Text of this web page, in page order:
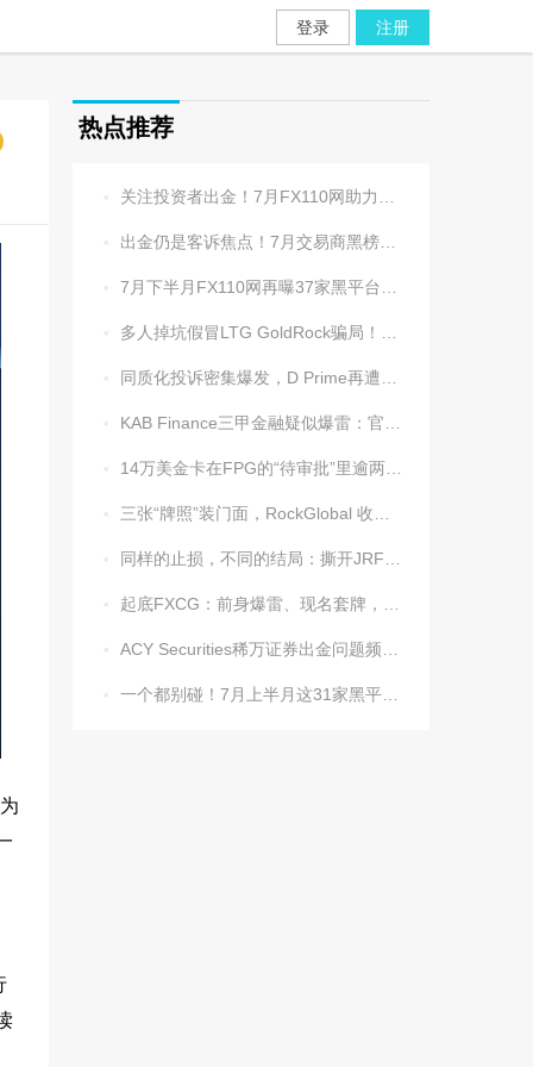
登录 注册
热点推荐
关注投资者出金！7月FX110网助力追回资金1202.5万元
出金仍是客诉焦点！7月交易商黑榜名单发布
7月下半月FX110网再曝37家黑平台，多家疑为同一团伙操控
多人掉坑假冒LTG GoldRock骗局！平台本尊曾被清算，受害者同样不计其数
同质化投诉密集爆发，D Prime再遭实名举报：超3.2万美元遭无理扣押
KAB Finance三甲金融疑似爆雷：官网瘫痪、业务员失联、出金遇阻
14万美金卡在FPG的“待审批”里逾两周，平台全线冷处理
三张“牌照”装门面，RockGlobal 收割起来从不手软
同样的止损，不同的结局：撕开JRFX金荣环球定向滑点的遮羞布
起底FXCG：前身爆雷、现名套牌，受害者还在增加
ACY Securities稀万证券出金问题频发，到账得凭运气？
一个都别碰！7月上半月这31家黑平台被揪出